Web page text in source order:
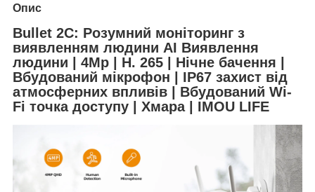
Опис
Bullet 2C: Розумний моніторинг з
виявленням людини AI Виявлення
людини | 4Mp | H. 265 | Нічне бачення |
Вбудований мікрофон | IP67 захист від
атмосферних впливів | Вбудований Wi-
Fi точка доступу | Хмара | IMOU LIFE